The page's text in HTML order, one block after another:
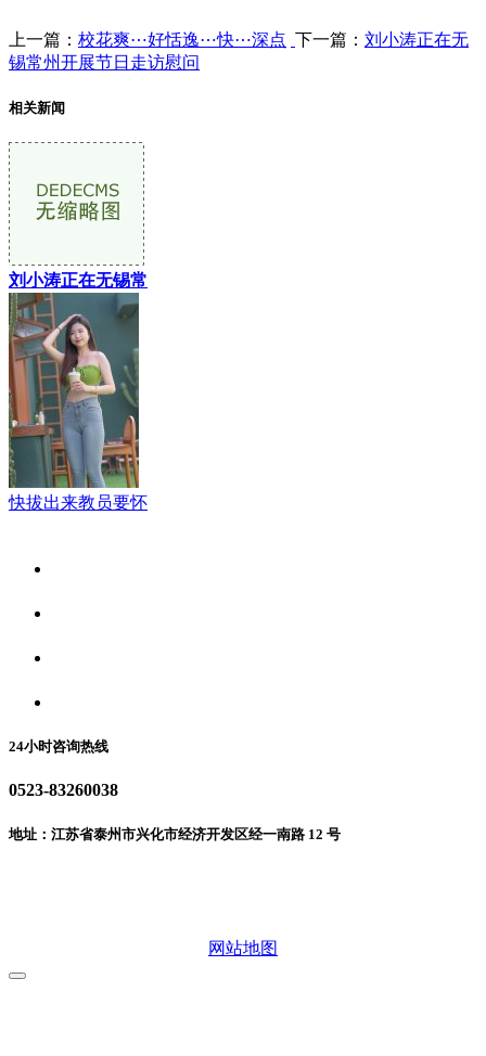
上一篇： 校花爽⋯好恬逸⋯快⋯深点 下一篇： 刘小涛正在无
锡常州开展节日走访慰问
相关新闻
刘小涛正在无锡常
快拔出来教员要怀
24小时咨询热线
0523-83260038
地址：江苏省泰州市兴化市经济开发区经一南路 12 号
网站地图